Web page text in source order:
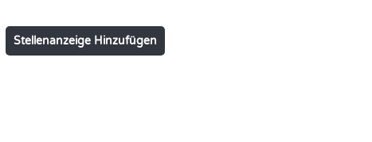
Stellenanzeige Hinzufügen